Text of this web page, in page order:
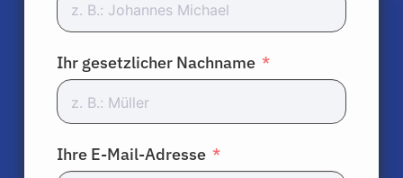
Patienten
Ärzte
Ihr gesetzlicher Nachname
Ihre E-Mail-Adresse